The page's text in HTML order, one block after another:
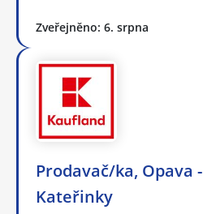
Zveřejněno: 6. srpna
Prodavač/ka, Opava -
Kateřinky